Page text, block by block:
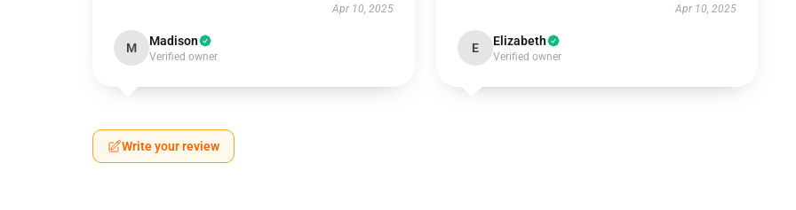
Apr 10, 2025
M Madison
Verified owner
Apr 10, 2025
E Elizabeth
Verified owner
Write your review